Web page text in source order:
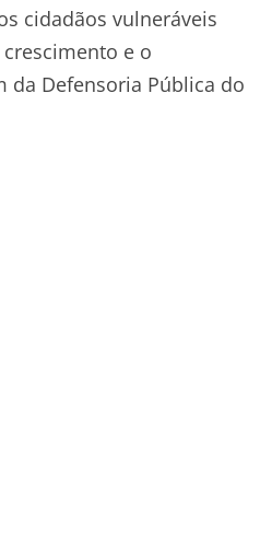
cidadãos vulneráveis
e o
Defensoria Pública do